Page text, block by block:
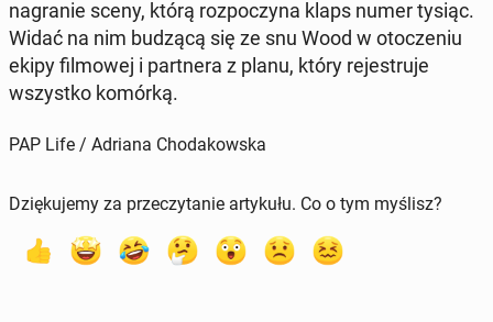
na­gra­nie sceny, którą roz­po­czy­na klaps numer tysiąc.
Widać na nim budzącą się ze snu Wood w oto­cze­niu
ekipy fil­mo­wej i part­ne­ra z planu, który re­je­stru­je
wszyst­ko komórką.
PAP Life / Adriana Chodakowska
Dziękujemy za przeczytanie artykułu. Co o tym myślisz?